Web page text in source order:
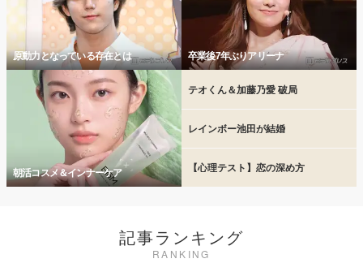
原動力となっている存在とは 卒業後7年ぶりアリーナ
朝活コスメ＆インナーケア
テオくん＆加藤乃愛 破局
レインボー池田が結婚
【心理テスト】恋の深め方
記事ランキング
RANKING